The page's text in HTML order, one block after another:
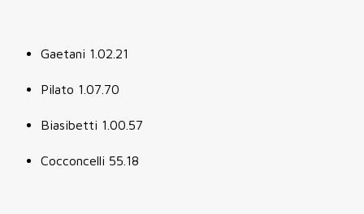
Gaetani 1.02.21
Pilato 1.07.70
Biasibetti 1.00.57
Cocconcelli 55.18